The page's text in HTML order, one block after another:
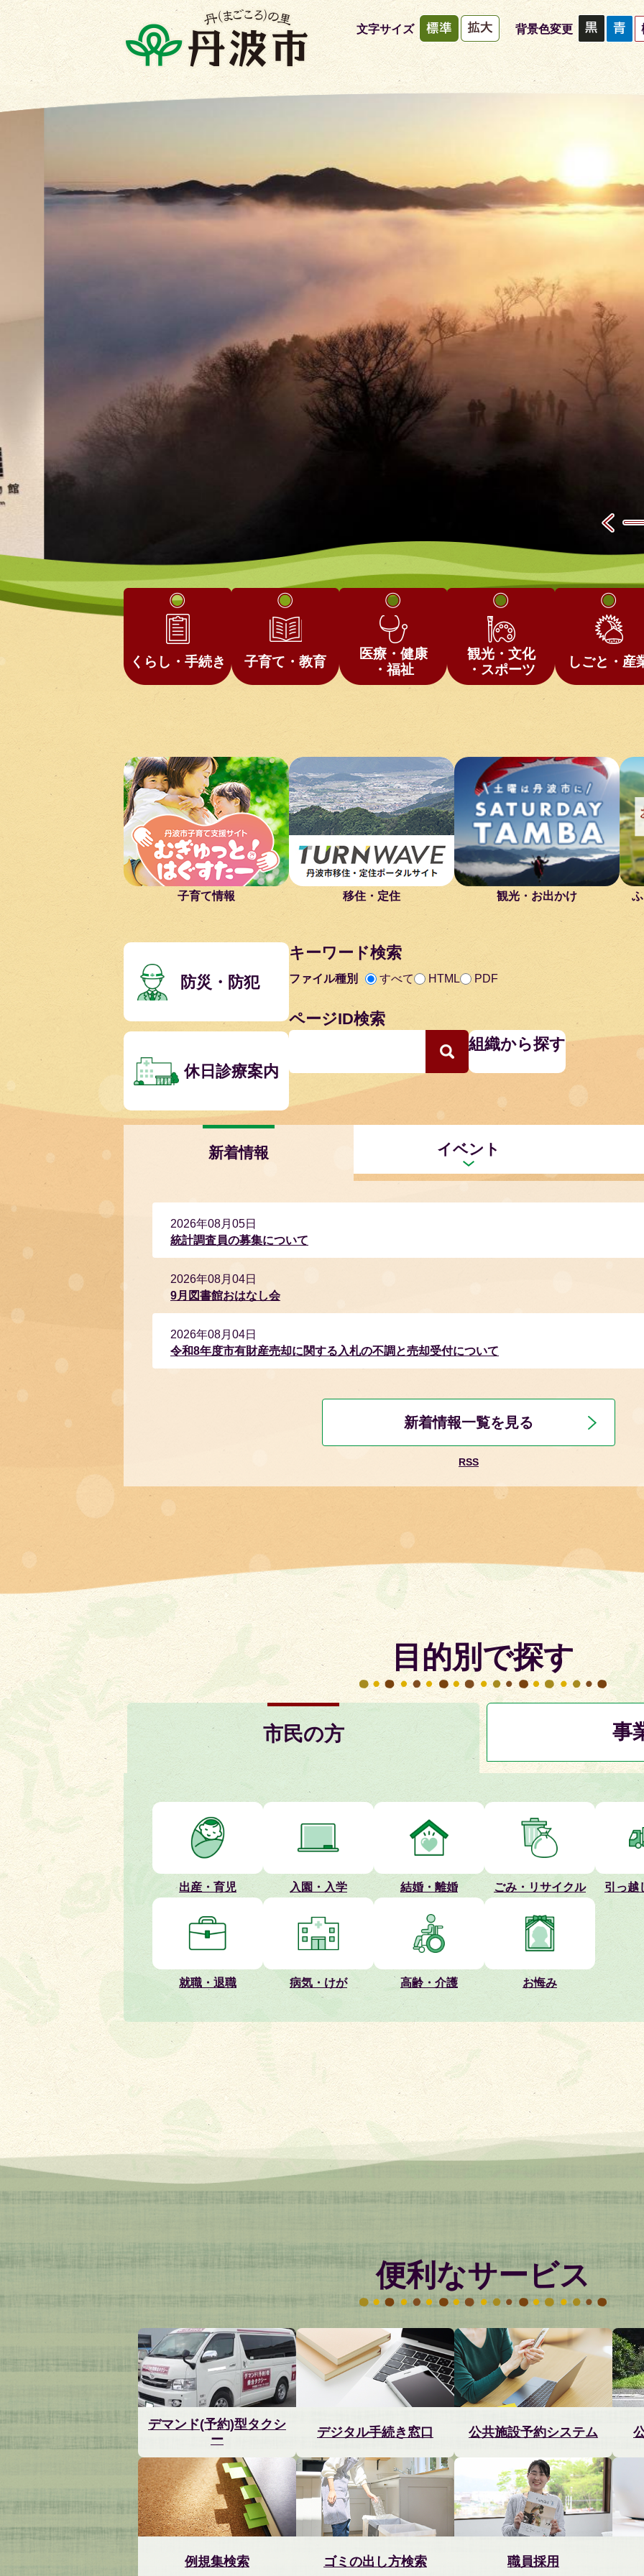
文字サイズ 背景色変更
2
枚
くらし・手続き 子育て・教育
医療・健康
・福祉
観光・文化
・スポーツ
しごと・産
子育て情報 移住・定住 観光・お出かけ
防災・防犯
休日診療案内
キーワード検索
ファイル種別 すべて HTML PDF
ページID検索
組織から探す
新着情報 イベント
2026年08月05日
統計調査員の募集について
2026年08月04日
9月図書館おはなし会
2026年08月04日
令和8年度市有財産売却に関する入札の不調と売却受付について
【MAGOKORONOYASAI_13】コメEXPOin泉大津2026
2026年08月02日
【きこえの懇談会】開催のお知らせ
2026年08月02日
【手話言語の国際デー】ブルーライトアップ賛同者の募集について
最高裁判決を踏まえた生活保護費の追加給付について
人権に関する市民意識調査の結果報告（令和7年度）
2026年07月31日
たんば生活応援商品券の引換会場について
2026年07月31日
令和8年度 丹波市森林林業振興協議会を開催
【MAGOKORONOYASAI_12】TAMBA KIOSK in つかさグループいちじま球場
新着情報一覧を見る
RSS
目的別で探す
市民の方 事
市
方
出産・育児
入園・入学 結婚・離婚 ごみ・リサイクル 引っ越
就職・退職 病気・けが 高齢・介護 お悔み
便利なサービス
デマンド(予約)型タクシ
ー
デジタル手続き窓口 公共施設予約システム
例規集検索 ゴミの出し方検索 職員採用